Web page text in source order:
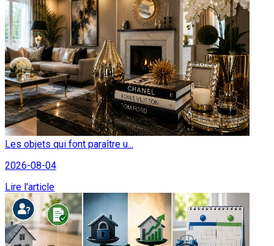
Les objets qui font paraître u...
2026-08-04
Lire l'article